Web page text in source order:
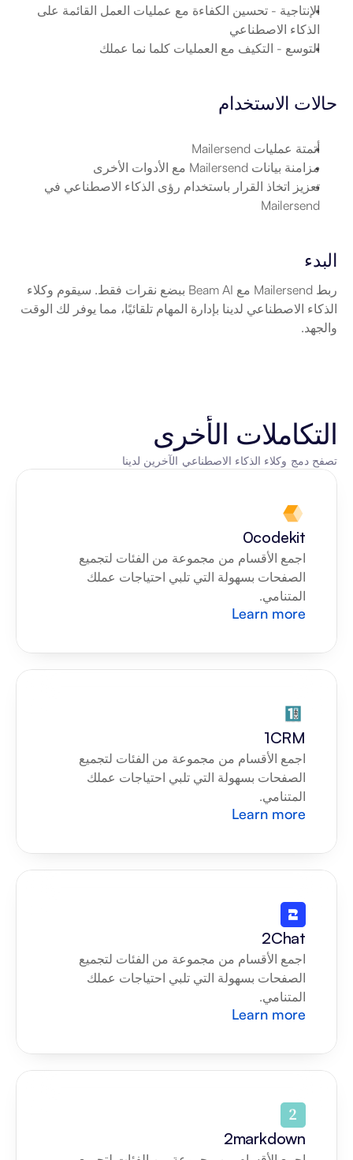
الإنتاجية
الذكاء الاصطناعي
التوسع - التكيف مع العمليات كلما نما عملك
حالات الاستخدام
أتمتة عمليات Mailersend
مزامنة بيانات Mailersend مع الأدوات الأخرى
Mailersend
البدء
والجهد.
التكاملات الأخرى
تصفح دمج وكلاء الذكاء الاصطناعي الآخرين لدينا
0codekit
المتنامي.
Learn more
1CRM
المتنامي.
Learn more
2Chat
المتنامي.
Learn more
2markdown